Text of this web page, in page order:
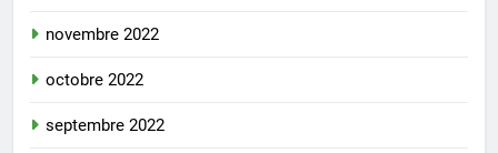
novembre 2022
octobre 2022
septembre 2022